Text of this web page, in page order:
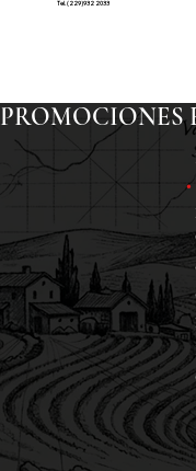
Tel. (229)932 2033
PROMOCIONES